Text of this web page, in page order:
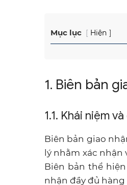
Mục lục Hiện
1. Biên bản
1.1. Khái niệm
Biên bản giao
lý nhằm xác
Biên bản thể
nhận đầy đủ